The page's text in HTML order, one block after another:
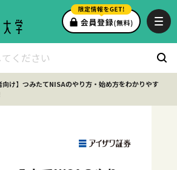
向け】つみたてNISAのやり方・始め方をわかりやす